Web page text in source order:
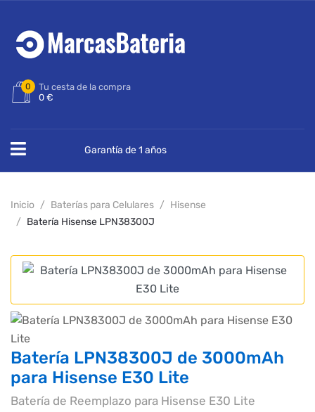
0
Tu cesta de la compra
0 €
Garantía de 1 años
Inicio Baterías para Celulares
Hisense
Batería Hisense LPN38300J
Batería LPN38300J de 3000mAh
para Hisense E30 Lite
Batería de Reemplazo para Hisense E30 Lite